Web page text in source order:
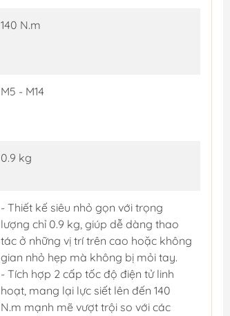
140 N.m
M5 - M14
0.9 kg
- Thiết kế siêu nhỏ gọn với trọng
lượng chỉ 0.9 kg, giúp dễ dàng thao
tác ở những vị trí trên cao hoặc không
gian nhỏ hẹp mà không bị mỏi tay.
- Tích hợp 2 cấp tốc độ điện tử linh
hoạt, mang lại lực siết lên đến 140
N.m mạnh mẽ vượt trội so với các